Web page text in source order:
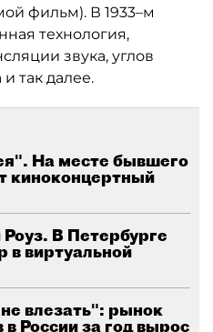
фильм). В 1933–м
технология,
звука, углов
так далее.
На месте бывшего
киноконцертный
В Петербурге
в виртуальной
влезать": рынок
России за год вырос